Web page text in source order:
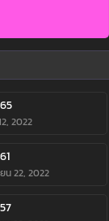
2022
น 22, 2022